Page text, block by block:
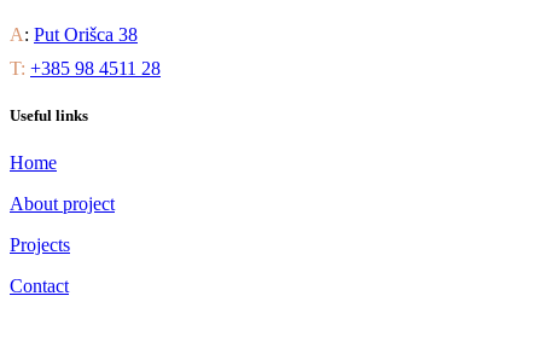
A: Put Orišca 38
T: +385 98 4511 28
Useful links
Home
About project
Projects
Contact